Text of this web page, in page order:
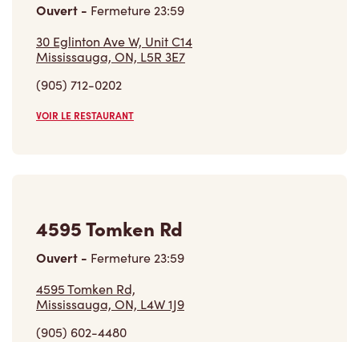
Ouvert - Fermeture23:59
30 Eglinton Ave W, Unit C14
Mississauga, ON, L5R 3E7
(905) 712-0202
VOIR LE RESTAURANT
4595 Tomken Rd
Ouvert - Fermeture23:59
4595 Tomken Rd,
Mississauga, ON, L4W 1J9
(905) 602-4480